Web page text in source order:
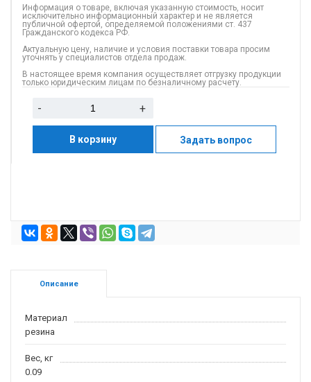
Информация о товаре, включая указанную стоимость, носит
исключительно информационный характер и не является
публичной офертой, определяемой положениями ст. 437
Гражданского кодекса РФ.
Актуальную цену, наличие и условия поставки товара просим
уточнять у специалистов отдела продаж.
В настоящее время компания осуществляет отгрузку продукции
только юридическим лицам по безналичному расчету.
- +
В корзину Задать вопрос
Описание
Материал
резина
Вес, кг
0.09